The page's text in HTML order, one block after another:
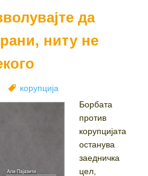
да
ниту не
Tags
корупција
Борбата
против
корупцијата
останува
заедничка
цел,